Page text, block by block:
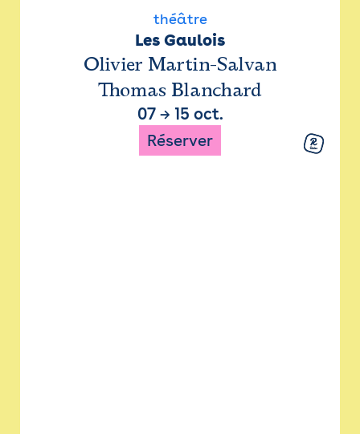
théâtre
Les Gaulois
Olivier Martin-Salvan
Thomas Blanchard
07→ 15 oct.
Réserver